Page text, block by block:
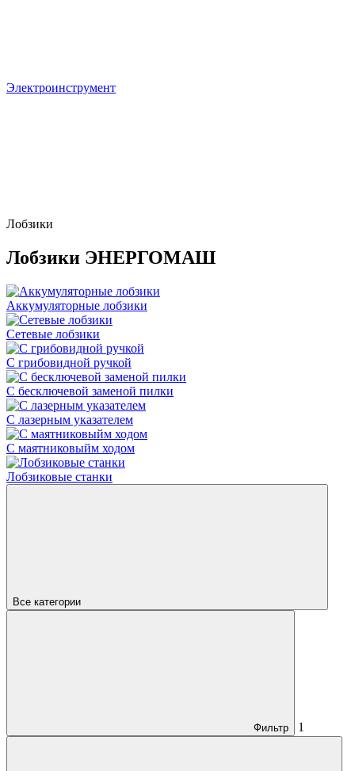
Электроинструмент
Лобзики
Лобзики ЭНЕРГОМАШ
Аккумуляторные лобзики
Сетевые лобзики
C грибовидной ручкой
С бесключевой заменой пилки
С лазерным указателем
С маятниковыйм ходом
Лобзиковые станки
Все категории
Фильтр 1